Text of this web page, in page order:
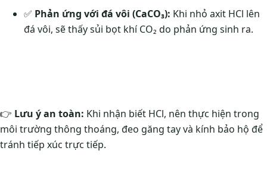
✅ Phản ứng với đá vôi (CaCO₃): Khi nhỏ axit HCl lên
đá vôi, sẽ thấy sủi bọt khí CO₂ do phản ứng sinh ra.
👉 Lưu ý an toàn: Khi nhận biết HCl, nên thực hiện trong
môi trường thông thoáng, đeo găng tay và kính bảo hộ để
tránh tiếp xúc trực tiếp.